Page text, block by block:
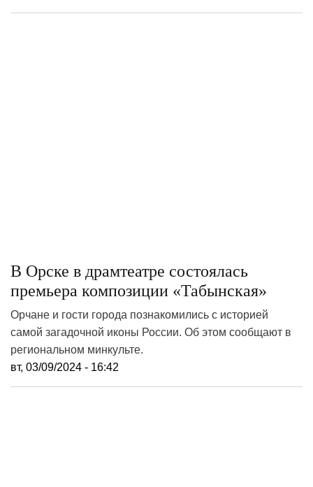
В Орске в драмтеатре состоялась
премьера композиции «Табынская»
Орчане и гости города познакомились с историей
самой загадочной иконы России. Об этом сообщают в
региональном минкульте.
вт, 03/09/2024 - 16:42